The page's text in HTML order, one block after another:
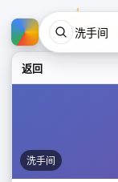
返回
洗手间